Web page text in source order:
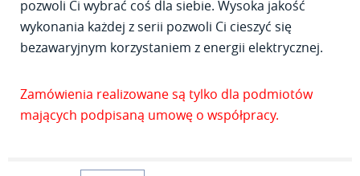
pozwoli Ci wybrać coś dla siebie. Wysoka jakość
wykonania każdej z serii pozwoli Ci cieszyć się
bezawaryjnym korzystaniem z energii elektrycznej.
Zamówienia realizowane są tylko dla podmiotów
mających podpisaną umowę o współpracy.